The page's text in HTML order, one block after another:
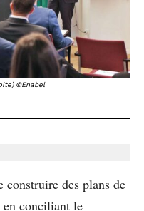
©Enabel
construire des plans de
en conciliant le